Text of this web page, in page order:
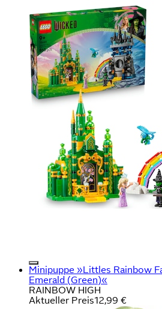
Minipuppe »Littles Rainbow
Emerald (Green)«
RAINBOW HIGH
Aktueller Preis12,99 €